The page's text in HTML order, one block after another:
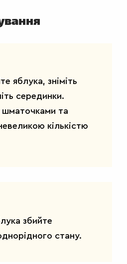
яблука, зніміть
серединки.
шматочками та
кількістю
збийте
стану.